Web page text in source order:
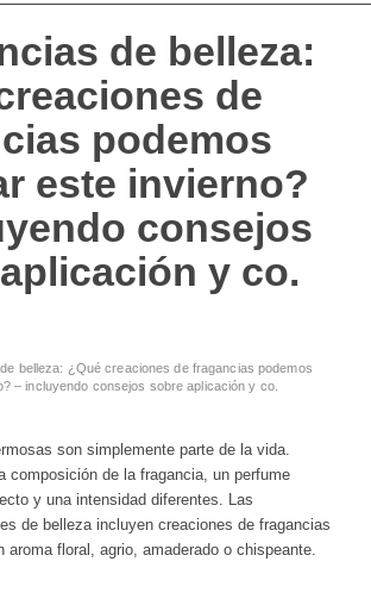
de belleza:
de
podemos
este invierno?
consejos
y co.
belleza: ¿Qué creaciones de fragancias podemos
– incluyendo consejos sobre aplicación y co.
son simplemente parte de la vida.
composición de la fragancia, un perfume
y una intensidad diferentes. Las
de belleza incluyen creaciones de fragancias
aroma floral, agrio, amaderado o chispeante.